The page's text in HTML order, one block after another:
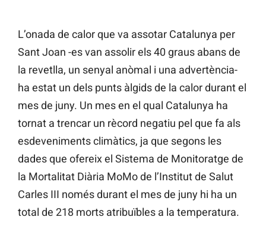
L’onada de calor que va assotar Catalunya per
Sant Joan -es van assolir els 40 graus abans de
la revetlla, un senyal anòmal i una advertència-
ha estat un dels punts àlgids de la calor durant el
mes de juny. Un mes en el qual Catalunya ha
tornat a trencar un rècord negatiu pel que fa als
esdeveniments climàtics, ja que segons les
dades que ofereix el Sistema de Monitoratge de
la Mortalitat Diària MoMo de l’Institut de Salut
Carles III només durant el mes de juny hi ha un
total de 218 morts atribuïbles a la temperatura.